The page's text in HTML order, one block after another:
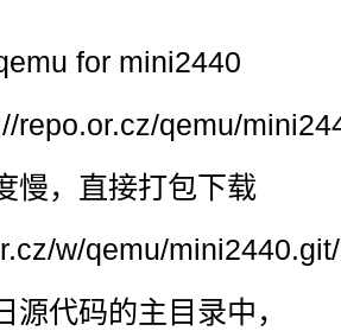
for mini2440
repo.or.cz/qemu/
慢，直接打包下载
w/qemu/
源代码的主目录中，